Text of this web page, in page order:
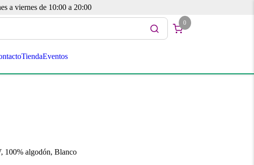
a viernes de 10:00 a 20:00
0
TiendaEventos
100% algodón, Blanco